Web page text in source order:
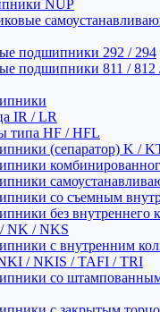
NUP
подшипники 292 / 294
подшипники 811 / 812
IR / LR
типа HF / HFL
(сепаратор) K /
со съемным
без внутреннего
NK / NKS
с внутренним
/ NKIS / TAFI / TRI
со